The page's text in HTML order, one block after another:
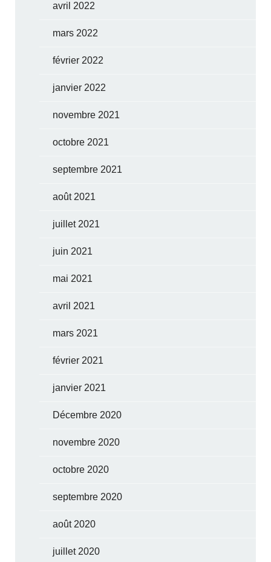
avril 2022
mars 2022
février 2022
janvier 2022
novembre 2021
octobre 2021
septembre 2021
août 2021
juillet 2021
juin 2021
mai 2021
avril 2021
mars 2021
février 2021
janvier 2021
Décembre 2020
novembre 2020
octobre 2020
septembre 2020
août 2020
juillet 2020